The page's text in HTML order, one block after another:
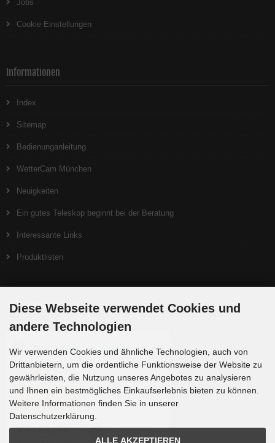
Jobs
Cookie Einstellungen
Informationen
Index
Sitemap
Bedienunganleitung
WetterCam München
Neuigkeiten
Ein gutes Teleskop beginnt bei der Beratung
Interessante Links
Produktlisten
Zahlungsmethoden
Diese Webseite verwendet Cookies und
andere Technologien
Wir verwenden Cookies und ähnliche Technologien, auch von
Drittanbietern, um die ordentliche Funktionsweise der Website zu
gewährleisten, die Nutzung unseres Angebotes zu analysieren
und Ihnen ein bestmögliches Einkaufserlebnis bieten zu können.
Weitere Informationen finden Sie in unserer
Datenschutzerklärung.
ALLE AKZEPTIEREN